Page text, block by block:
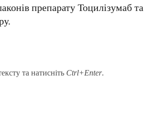
препарату Тоцилізумаб та
та натисніть Ctrl+Enter.